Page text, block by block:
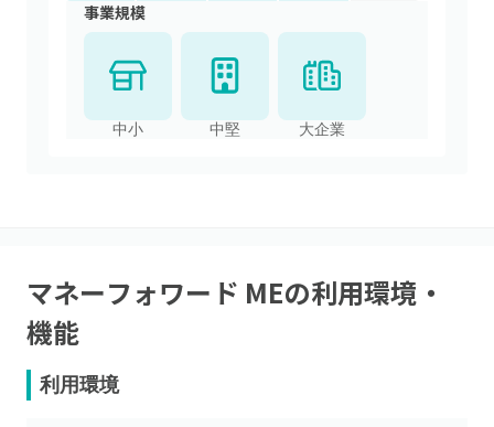
事業規模
中小 中堅 大企業
マネーフォワード MEの利用環境・
機能
利用環境